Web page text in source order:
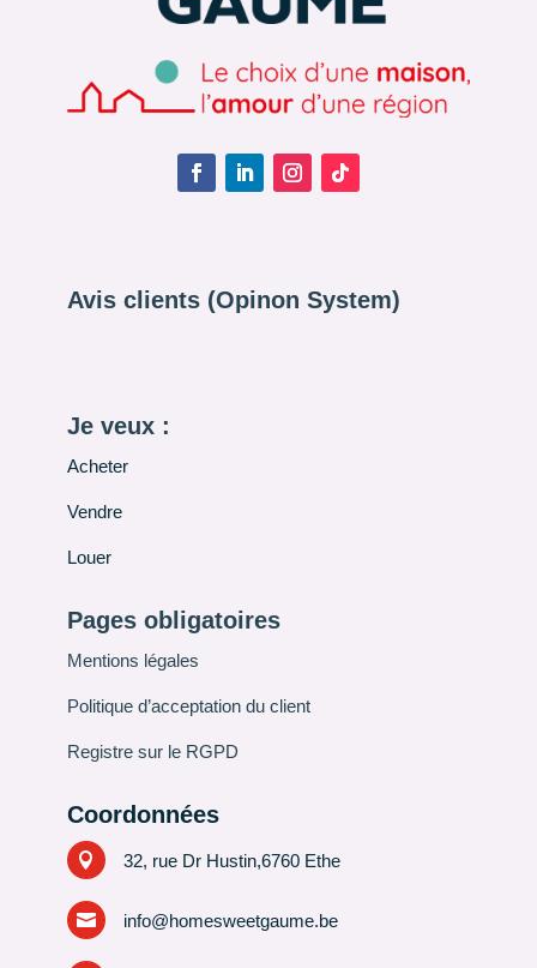
Avis clients (Opinon System)
Je veux :
Acheter
Vendre
Louer
Pages obligatoires
Mentions légales
Politique d’acceptation du client
Registre sur le RGPD
Coordonnées
 32, rue Dr Hustin,6760 Ethe
 info@homesweetgaume.be